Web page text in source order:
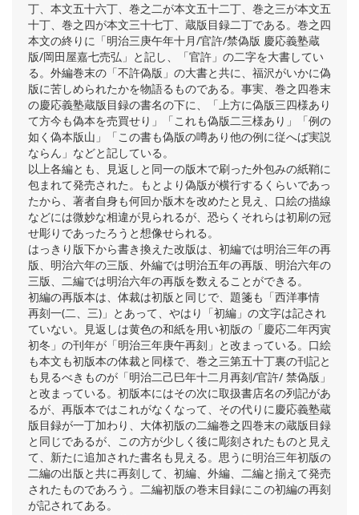
丁、本文五十六丁、巻之二が本文五十二丁、巻之三が本文五
十丁、巻之四が本文三十七丁、蔵版目録二丁である。巻之四
本文の終りに「明治三庚午年十月/官許/禁偽版 慶応義塾蔵
版/岡田屋嘉七売弘」と記し、「官許」の二字を大書してい
る。外編巻末の「不許偽版」の大書と共に、福沢がいかに偽
版に苦しめられたかを物語るものである。事実、巻之四巻末
の慶応義塾蔵版目録の書名の下に、「上方に偽版三四様あり
て方今も偽本を売買せり」「これも偽版二三様あり」「例の
如く偽本版山」「この書も偽版の噂あり他の例に従へば実説
ならん」などと記している。
以上各編とも、見返しと同一の版木で刷った外包みの紙鞘に
包まれて発売された。もとより偽版が横行するくらいであっ
たから、著者自身も何回か版木を改めたと見え、口絵の描線
などには微妙な相違が見られるが、恐らくそれらは初刷の冠
せ彫りであったろうと想像せられる。
はっきり版下から書き換えた改版は、初編では明治三年の再
版、明治六年の三版、外編では明治五年の再版、明治六年の
三版、二編では明治六年の再版を数えることができる。
初編の再版本は、体裁は初版と同じで、題箋も「西洋事情
再刻一(二、三)」とあって、やはり「初編」の文字は記され
ていない。見返しは黄色の和紙を用い初版の「慶応二年丙寅
初冬」の刊年が「明治三年庚午再刻」と改まっている。口絵
も本文も初版本の体裁と同様で、巻之三第五十丁裏の刊記と
も見るべきものが「明治二己巳年十二月再刻/官許/ 禁偽版」
と改まっている。初版本にはその次に取扱書店名の列記があ
るが、再版本ではこれがなくなって、その代りに慶応義塾蔵
版目録が一丁加わり、大体初版の二編巻之四巻末の蔵版目録
と同じであるが、この方が少しく後に彫刻されたものと見え
て、新たに追加された書名も見える。思うに明治三年初版の
二編の出版と共に再刻して、初編、外編、二編と揃えて発売
されたものであろう。二編初版の巻末目録にこの初編の再刻
が記されてある。